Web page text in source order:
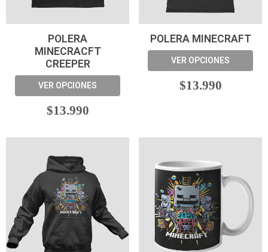
POLERA
MINECRACFT
CREEPER
VER OPCIONES
$13.990
POLERA MINECRAFT
VER OPCIONES
$13.990